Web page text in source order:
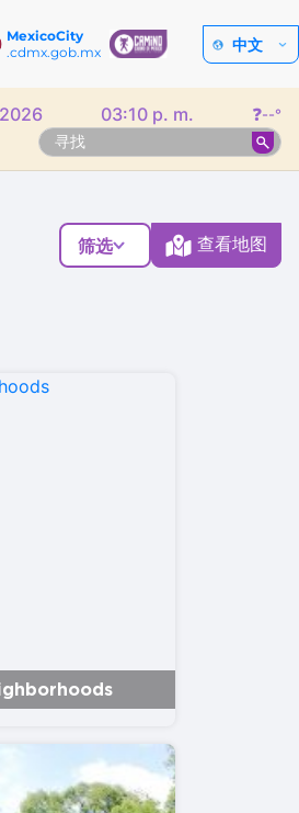
MexicoCity
.cdmx.gob.mx
中文
03:10 p. m. ❓--°
筛选 查看地图